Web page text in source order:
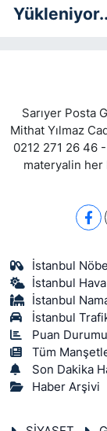
Sarıyer Posta
Mithat Yılmaz
0212 271 26 46
materyalin her
İstanbul
İstanbul
İstanbul
İstanbul
Puan
Tüm
Son Dakika
Haber Arşivi